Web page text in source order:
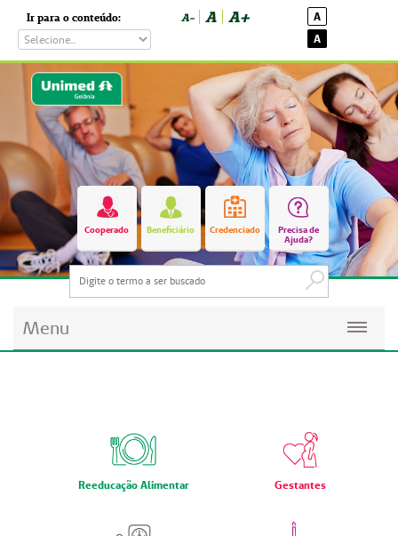
Ir para o conteúdo: A- A A+
A
A
Cooperado Beneficiário Credenciado
Precisa de
Ajuda?
Menu
ImprensaReeducação Alimentar Gestantes